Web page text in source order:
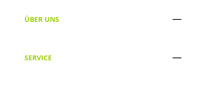
ÜBER UNS
SERVICE